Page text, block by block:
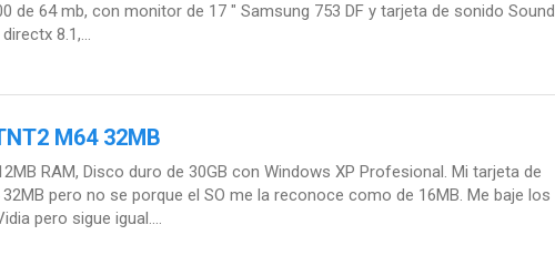
de 64 mb, con monitor de 17 " Samsung 753 DF y tarjeta de sonido Sound
8.1,...
M64 32MB
RAM, Disco duro de 30GB con Windows XP Profesional. Mi tarjeta de
pero no se porque el SO me la reconoce como de 16MB. Me baje los
pero sigue igual....